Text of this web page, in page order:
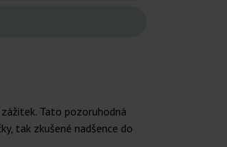
Tato pozoruhodná
tak zkušené nadšence do